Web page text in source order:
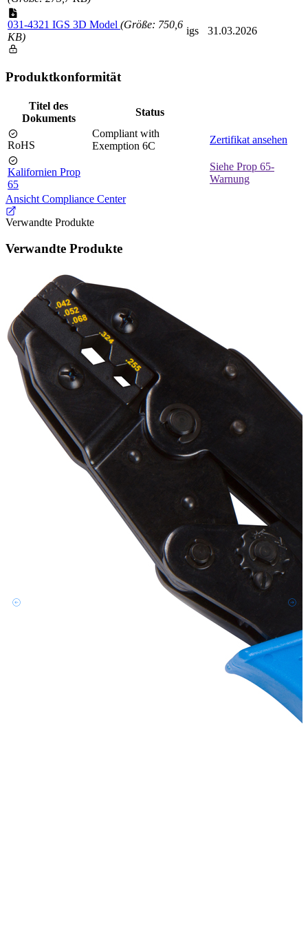
031-4321 IGS 3D Model (Größe: 750,6
KB)
igs 31.03.2026
Produktkonformität
Titel des
Dokuments
Status
RoHS
Compliant with
Exemption 6C
Zertifikat ansehen
Kalifornien Prop
65
Siehe Prop 65-
Warnung
Ansicht Compliance Center
Verwandte Produkte
Verwandte Produkte